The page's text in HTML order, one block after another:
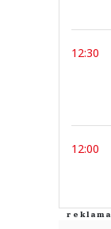
12:30
12:00